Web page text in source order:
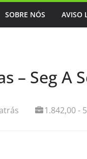
SOBRE NÓS AVISO
– Seg A
1.842,00 -